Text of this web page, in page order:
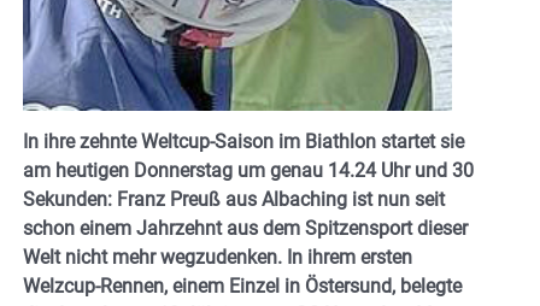
In ihre zehnte Weltcup-Saison im Biathlon startet sie
am heutigen Donnerstag um genau 14.24 Uhr und 30
Sekunden: Franz Preuß aus Albaching ist nun seit
schon einem Jahrzehnt aus dem Spitzensport dieser
Welt nicht mehr wegzudenken. In ihrem ersten
Welzcup-Rennen, einem Einzel in Östersund, belegte